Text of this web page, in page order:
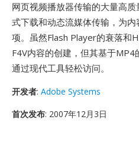
网页视频播放器传输的大量高
式下载和动态流媒体传输，为
项。虽然Flash Player的衰落和
F4V内容的创建，但其基于
通过现代工具轻松访问。
开发者: Adobe Systems
首次发布: 2007年12月3日